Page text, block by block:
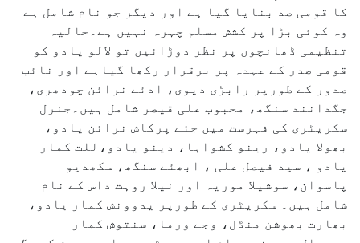
کا قومی صد بنایا گیا ہے اور دیگر جو نام شامل ہے
وہ کوئی بڑا پر کشش مسلم چہرہ نہیں ہے۔حالیہ
تنظیمی ڈھانچوں پر نظر دوڑائیں تو لالو یادو کو
قومی صدر کے عہدہ پر برقرار رکھا گیاہے اور نائب
صدور کے طورپر رابڑی دیوی، ادئے نرائن چودھری،
جگدانند سنگھ، محبوب علی قیصر شامل ہیں۔جنرل
سکریٹری کی فہرست میں جئے پرکاش نرائن یادو،
بھولا یادو، رینو کشواہا، دینو یادو،للت کمار
یادو ، سید فیصل علی ، ابھئے سنگھ، سکھدیو
پاسوان، سوشیلا موریہ اور نیلا روہت داس کے نام
شامل ہیں۔ سکریٹری کے طورپر یدوونش کمار یادو،
بھارت بھوشن منڈل، وجے ورما، سنتوش کمار